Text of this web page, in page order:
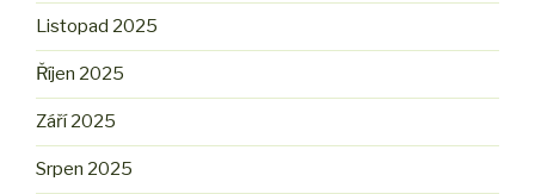
Listopad 2025
Říjen 2025
Září 2025
Srpen 2025